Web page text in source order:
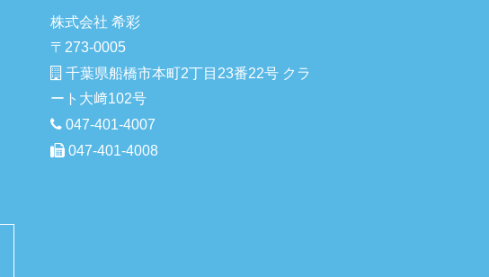
株式会社 希彩
〒273-0005
千葉県船橋市本町2丁目23番22号 クラ
ート大﨑102号
047-401-4007
047-401-4008